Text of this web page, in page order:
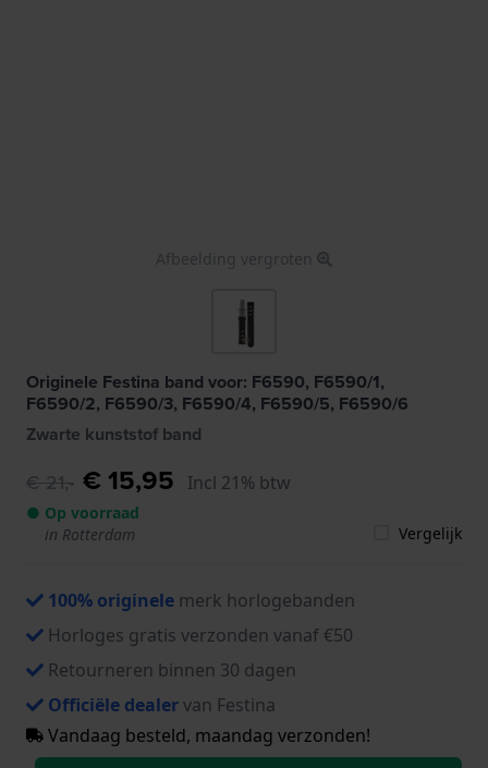
Afbeelding vergroten
Originele Festina band voor: F6590, F6590/1,
F6590/2, F6590/3, F6590/4, F6590/5, F6590/6
Zwarte kunststof band
€ 21,- € 15,95 Incl 21% btw
● Op voorraad
in Rotterdam
Vergelijk
100% originele merk horlogebanden
Horloges gratis verzonden vanaf €50
Retourneren binnen 30 dagen
Officiële dealervan Festina
Vandaag besteld, maandag verzonden!